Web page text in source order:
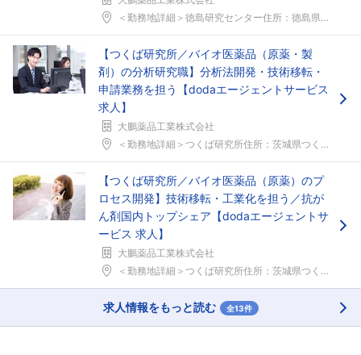
＜勤務地詳細＞徳島研究センター住所：徳島県徳島市川...
【つくば研究所／バイオ医薬品（原薬・製
剤）の分析研究職】分析法開発・技術移転・
申請業務を担う【dodaエージェントサービス
求人】
大鵬薬品工業株式会社
＜勤務地詳細＞つくば研究所住所：茨城県つくば市大久...
【つくば研究所／バイオ医薬品（原薬）のプ
ロセス開発】技術移転・工業化を担う／抗が
ん剤国内トップシェア【dodaエージェントサ
ービス 求人】
大鵬薬品工業株式会社
＜勤務地詳細＞つくば研究所住所：茨城県つくば市大久...
求人情報をもっと読む 全13件